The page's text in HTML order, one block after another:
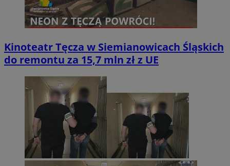
Kinoteatr Tęcza w Siemianowicach Śląskich
do remontu za 15,7 mln zł z UE